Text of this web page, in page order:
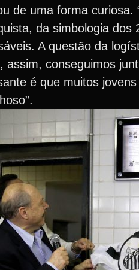
de uma forma curiosa.
da simbologia
A questão da
assim, conseguimos
é que muitos